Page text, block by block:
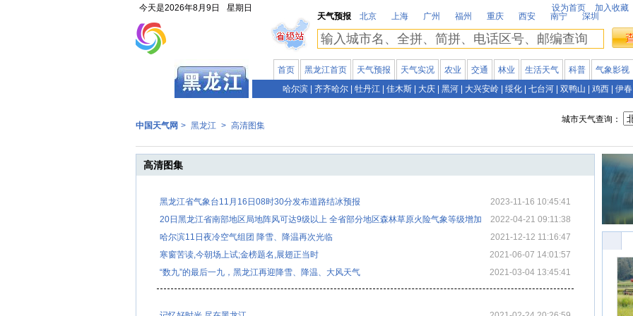
今天是2026年8月9日 星期日 设为首页
加入收藏
天气预报
北京 上海 广州 福州 重庆 西安 南宁 深圳
首页 黑龙江首页 天气预报 天气实况 农业 交通 林业 生活天气 科普
气象影视
哈尔滨
齐齐哈尔 牡丹江 佳木斯 大庆 黑河 大兴安岭 绥化 七台河 双鸭山 鸡西 伊春
中国天气网 > 黑龙江 > 高清图集
城市天气查询：
高清图集
黑龙江省气象台11月16日08时30分发布道路结冰预报
2023-11-16 10:45:41
20日黑龙江省南部地区局地阵风可达9级以上 全省部分地区森林草原火险气象等级增加
2022-04-21 09:11:38
哈尔滨11日夜冷空气组团 降雪、降温再次光临
2021-12-12 11:16:47
寒窗苦读,今朝场上试;金榜题名,展翅正当时
2021-06-07 14:01:57
“数九”的最后一九，黑龙江再迎降雪、降温、大风天气
2021-03-04 13:45:41